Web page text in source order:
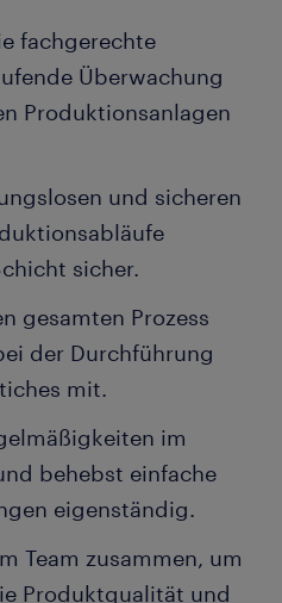
fachgerechte
Überwachung
Produktionsanlagen
und sicheren
sicher.
gesamten Prozess
der Durchführung
mit.
im
behebst einfache
eigenständig.
Team zusammen, um
Produktqualität und